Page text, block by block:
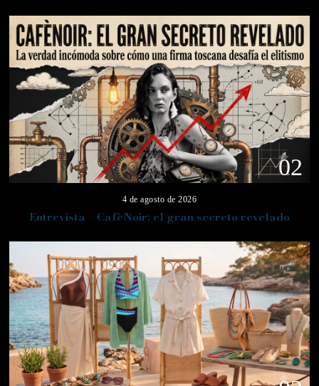
02
4 de agosto de 2026
Entrevista – CafèNoir: el gran secreto revelado